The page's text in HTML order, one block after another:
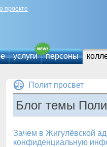
о проекте
услуги персоны
Полит просвет
Блог темы
Зачем в Жигулёвской
конфиденциальную